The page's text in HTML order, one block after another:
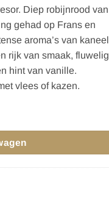
Diep robijnrood van
gehad op Frans en
aroma’s van kaneel
rijk van smaak, fluwelig
hint van vanille.
vlees of kazen.